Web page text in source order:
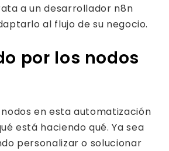
a un desarrollador n8n
al flujo de su negocio.
por los nodos
en esta automatización
está haciendo qué. Ya sea
personalizar o solucionar